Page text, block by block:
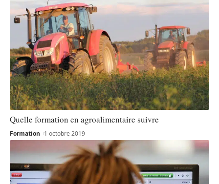
Quelle formation en agroalimentaire suivre
Formation 1 octobre 2019